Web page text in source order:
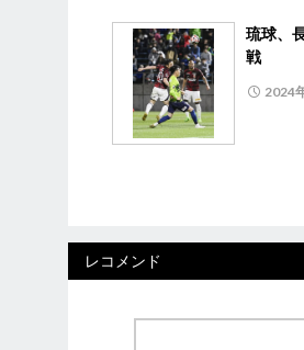
琉球、
戦
2024
レコメンド